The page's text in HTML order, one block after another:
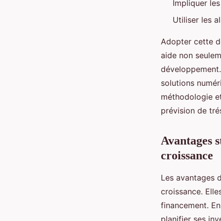
Impliquer
Utiliser les
Adopter cette
aide non
solutions
méthodologie
prévision de
Avantages
croissance
Les avantages
croissance.
financement.
planifier ses